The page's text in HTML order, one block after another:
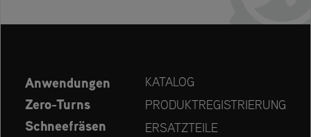
Anwendungen
Zero-Turns
Schneefräsen
KATALOG
PRODUKTREGISTRIERUNG
ERSATZTEILE